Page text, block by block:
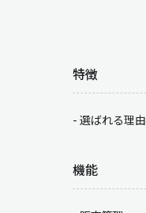
特徴
選ばれる理由
機能